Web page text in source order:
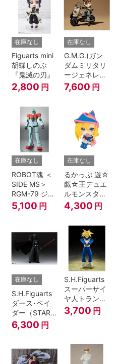
在庫なし
Figuarts mini
胡蝶しのぶ
『鬼滅の刃』
2,800 円
在庫なし
G.M.G.(ガン
ダムミリタリ
ージェネレー
ション） 機動
戦士ガンダム
地球連邦軍V-
SP09 一般兵
士＆連邦兵専
用バイク
7,600 円
在庫なし
ROBOT魂 ＜
SIDE MS＞
RGM-79 ジム
ver.
A.N.I.M.E.
5,100 円
在庫なし
るかっぷ 遊☆
戯☆王デュエ
ルモンスター
ズ ブラック・
マジシャン・
4,300 円
在庫なし
S.H.Figuarts
ダース･ベイ
ダー（STAR
WARS: Return
of the Jedi）
6,300 円
S.H.Figuarts
スーパーサイ
ヤ人トランク
ス-その身に秘
めしスーパー
Z』
3,700 円